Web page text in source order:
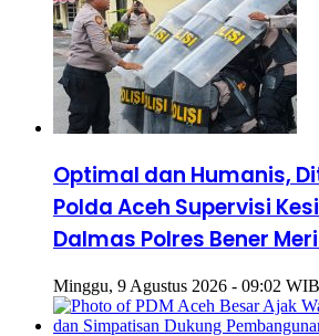
Optimal dan Humanis,
Polda Aceh Supervisi
Dalmas Polres Bener
Minggu, 9 Agustus 2026 - 09:02 WIB